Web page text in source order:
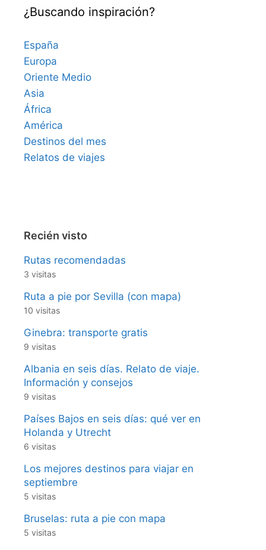
¿Buscando inspiración?
España
Europa
Oriente Medio
Asia
África
América
Destinos del mes
Relatos de viajes
Recién visto
Rutas recomendadas
3 visitas
Ruta a pie por Sevilla (con mapa)
10 visitas
Ginebra: transporte gratis
9 visitas
Albania en seis días. Relato de viaje.
Información y consejos
9 visitas
Países Bajos en seis días: qué ver en
Holanda y Utrecht
6 visitas
Los mejores destinos para viajar en
septiembre
5 visitas
Bruselas: ruta a pie con mapa
5 visitas